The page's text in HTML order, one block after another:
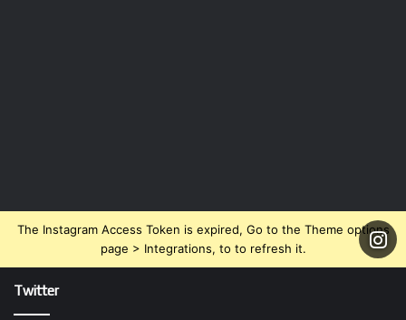
The Instagram Access Token is expired, Go to the Theme options
page > Integrations, to to refresh it.
Twitter